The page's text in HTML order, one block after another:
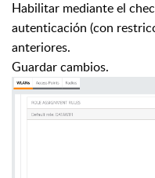
Habilitar mediante el
autenticación (con
anteriores.
Guardar cambios.